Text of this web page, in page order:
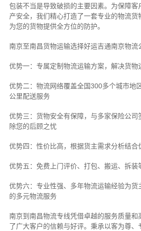
包装不当是导致破损的主要因素。为保障客
产安全，我们精心打造了一套专业的物流货
为您的货物提供全方位的防护。
南京至南昌货物运输选择好运吉通南京物流
优势一：专属定制物流运输方案，解决货物
优势二：物流网络覆盖全国300多个城市地
公里配送服务
优势三：货物安全有保障，与多家保险公司
除您的后顾之忧
优势四：性价比高，根据货主需求分析结合
优势五：免费上门评价、打包、搬运、拆装
优势六：专业性强、多年物流运输经验为货
的多元物流服务
南京到南昌物流专线凭借卓越的服务质量和
了广大客户的信赖与好评。 秉承以客为尊、